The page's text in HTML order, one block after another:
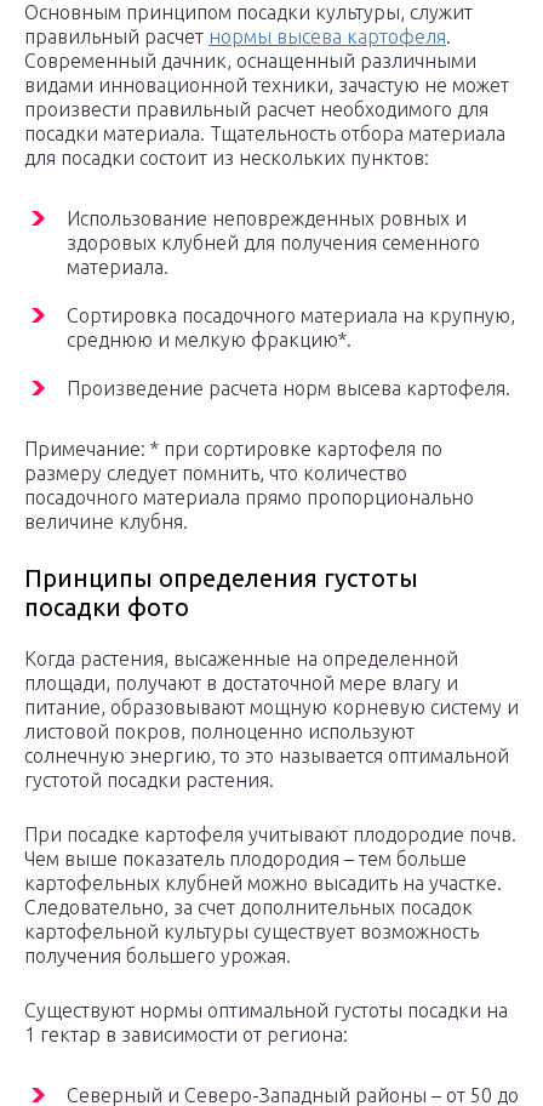
Основным принципом посадки культуры, служит
правильный расчет нормы высева картофеля.
Современный дачник, оснащенный различными
видами инновационной техники, зачастую не может
произвести правильный расчет необходимого для
посадки материала. Тщательность отбора материала
для посадки состоит из нескольких пунктов:
Использование неповрежденных ровных и
здоровых клубней для получения семенного
материала.
Сортировка посадочного материала на крупную,
среднюю и мелкую фракцию*.
Произведение расчета норм высева картофеля.
Примечание: * при сортировке картофеля по
размеру следует помнить, что количество
посадочного материала прямо пропорционально
величине клубня.
Принципы определения густоты
посадки фото
Когда растения, высаженные на определенной
площади, получают в достаточной мере влагу и
питание, образовывают мощную корневую систему и
листовой покров, полноценно используют
солнечную энергию, то это называется оптимальной
густотой посадки растения.
При посадке картофеля учитывают плодородие почв.
Чем выше показатель плодородия – тем больше
картофельных клубней можно высадить на участке.
Следовательно, за счет дополнительных посадок
картофельной культуры существует возможность
получения большего урожая.
Существуют нормы оптимальной густоты посадки на
1 гектар в зависимости от региона:
Северный и Северо-Западный районы – от 50 до